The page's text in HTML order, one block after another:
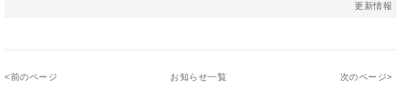
更新情報
<前のページ お知らせ一覧 次のページ>